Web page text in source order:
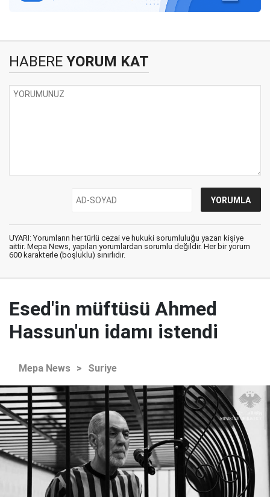
HABERE YORUM KAT
UYARI: Yorumların her türlü cezai ve hukuki sorumluluğu yazan kişiye
aittir. Mepa News, yapılan yorumlardan sorumlu değildir. Her bir yorum
600 karakterle (boşluklu) sınırlıdır.
Esed'in müftüsü Ahmed
Hassun'un idamı istendi
Mepa News > Suriye